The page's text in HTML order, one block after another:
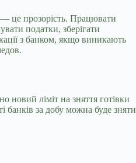
це прозорість. Працювати
податки, зберігати
з банком, якщо виникають
новий ліміт на зняття готівки
банків за добу можна буде зняти